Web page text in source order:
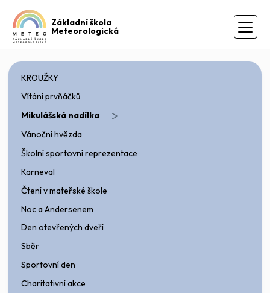
Základní škola
Meteorologická
KROUŽKY
Vítání prvňáčků
Mikulášská nadílka
>
Vánoční hvězda
Školní sportovní reprezentace
Karneval
Čtení v mateřské škole
Noc a Andersenem
Den otevřených dveří
Sběr
Sportovní den
Charitativní akce